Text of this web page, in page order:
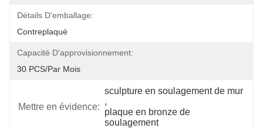
Détails D'emballage:
Contreplaqué
Capacité D'approvisionnement:
30 PCS/par Mois
Mettre en évidence:
sculpture en soulagement de mur
,
plaque en bronze de
soulagement